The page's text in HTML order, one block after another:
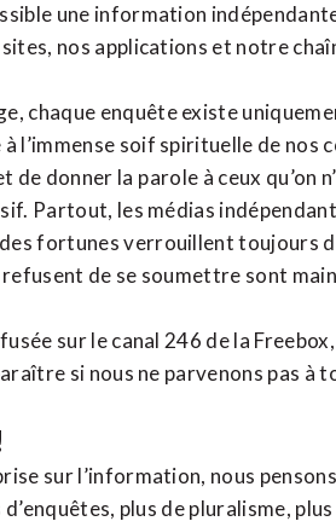
une information
nos applications et notre
chaque enquête existe
l’immense soif spirituelle de nos
de donner la parole à ceux qu’on
Partout, les médias
fortunes verrouillent toujours
de se soumettre sont
sur le canal 246 de la
si nous ne parvenons pas à
sur l’information, nous
plus de pluralisme,